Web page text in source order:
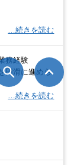
…続きを読む
務経験
円滑に進めら
…続きを読む